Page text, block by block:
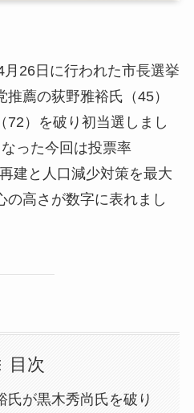
26日に行われた市長選挙
薦の荻野雅裕氏（45）
72）を破り初当選しまし
った今回は投票率
建と人口減少対策を最大
の高さが数字に表れまし
目次
氏が黒木秀尚氏を破り